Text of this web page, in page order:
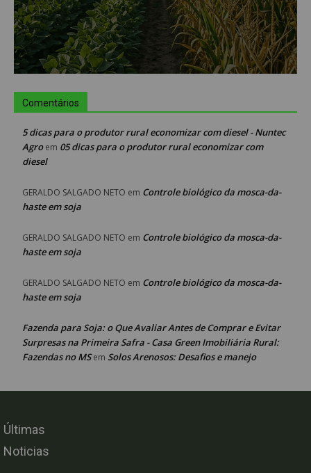
Comentários
5 dicas para o produtor rural economizar com diesel - Nuntec
Agroem 05 dicas para o produtor rural economizar com
diesel
GERALDO SALGADO NETO em Controle biológico da mosca-da-
haste em soja
GERALDO SALGADO NETO em Controle biológico da mosca-da-
haste em soja
GERALDO SALGADO NETO em Controle biológico da mosca-da-
haste em soja
Fazenda para Soja: o Que Avaliar Antes de Comprar e Evitar
Surpresas na Primeira Safra - Casa Green Imobiliária Rural:
Fazendas no MSem Solos Arenosos: Desafios e manejo
Últimas
Noticias